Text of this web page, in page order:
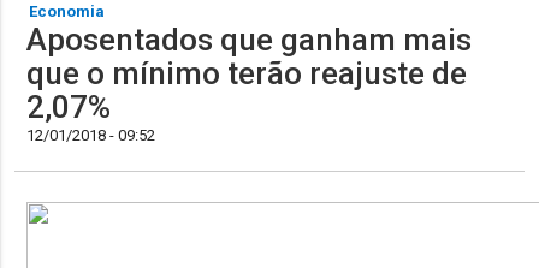
Economia
Aposentados que ganham mais
que o mínimo terão reajuste de
2,07%
12/01/2018 - 09:52